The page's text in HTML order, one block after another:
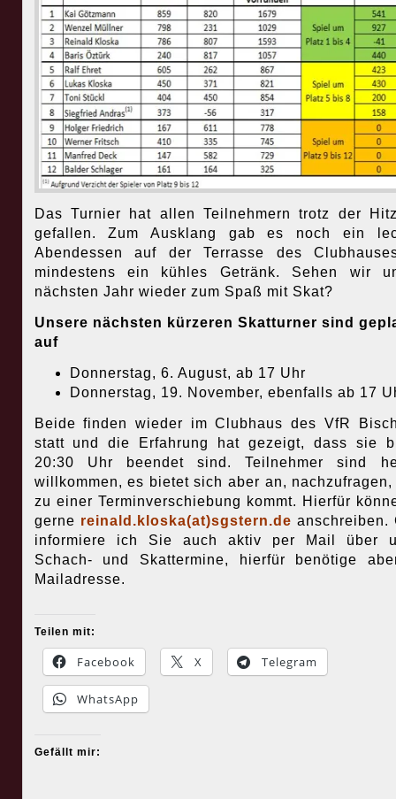
Das Turnier hat allen Teilnehmern trotz der
gefallen. Zum Ausklang gab es noch ein
Abendessen auf der Terrasse des
mindestens ein kühles Getränk. Sehen wir
nächsten Jahr wieder zum Spaß mit Skat?
Unsere nächsten kürzeren Skatturner sind
auf
Donnerstag, 6. August, ab 17 Uhr
Donnerstag, 19. November, ebenfalls ab 17
Beide finden wieder im Clubhaus des VfR
statt und die Erfahrung hat gezeigt, dass sie
20:30 Uhr beendet sind. Teilnehmer sind
willkommen, es bietet sich aber an,
zu einer Terminverschiebung kommt. Hierfür
gerne reinald.kloska(at)sgstern.de anschreiben.
informiere ich Sie auch aktiv per Mail über
Schach- und Skattermine, hierfür benötige
Mailadresse.
Teilen mit:
Facebook X Telegram
WhatsApp
Gefällt mir: